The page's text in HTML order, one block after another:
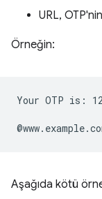
URL,
Örneğin:
Your OTP is:
Aşağıda kötü